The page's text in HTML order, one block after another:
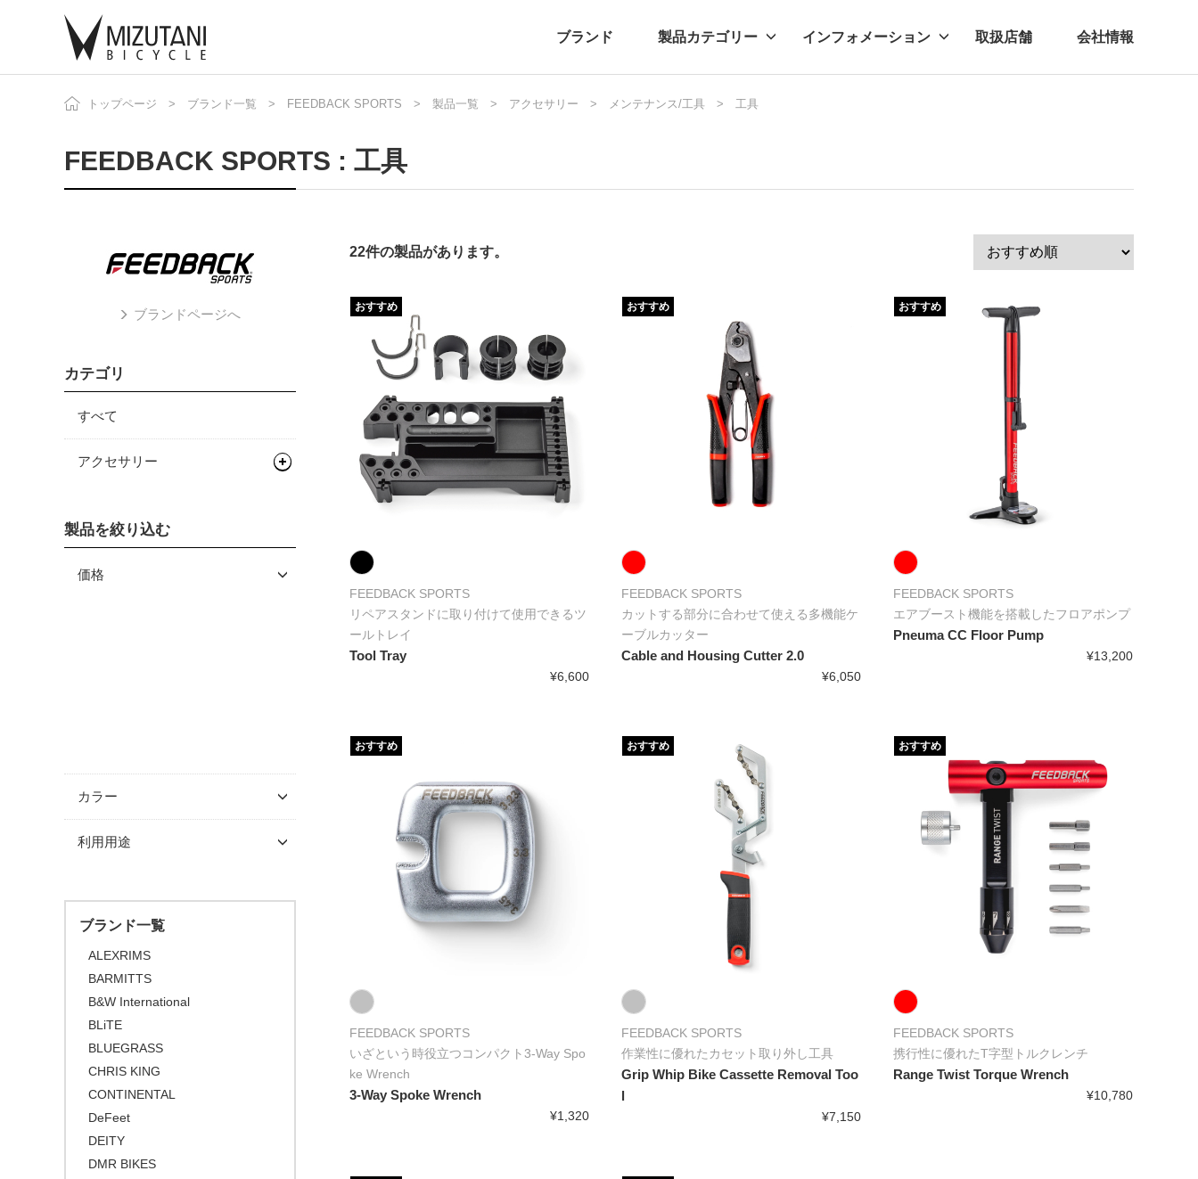
ブランド 製品カテゴリー
自転車 自転車パーツ アクセサリー
インフォメーション
ニュース プレスリリース ブログ ムービー
取扱店舗 会社情報
トップページ ブランド一覧 FEEDBACK SPORTS 製品一覧 アクセサリー メンテナンス/工具 工具
FEEDBACK SPORTS : 工具
22件の製品があります。
FEEDBACK SPORTS
リペアスタンドに取り付けて使用できるツ
ールトレイ
Tool Tray
¥6,600
おすすめ
FEEDBACK SPORTS
カットする部分に合わせて使える多機能ケ
ーブルカッター
Cable and Housing Cutter 2.0
¥6,050
おすすめ
FEEDBACK SPORTS
エアブースト機能を搭載したフロアポンプ
Pneuma CC Floor Pump
¥13,200
おすすめ
FEEDBACK SPORTS
いざという時役立つコンパクト3-Way Spo
ke Wrench
3-Way Spoke Wrench
¥1,320
おすすめ
FEEDBACK SPORTS
作業性に優れたカセット取り外し工具
Grip Whip Bike Cassette Removal Too
l
¥7,150
おすすめ
FEEDBACK SPORTS
携行性に優れたT字型トルクレンチ
Range Twist Torque Wrench
¥10,780
おすすめ
ブランドページへ
カテゴリ
すべて
アクセサリー
イスタンド
製品を絞り込む
価格
カラー
利用用途
ブランド一覧
ALEXRIMS
BARMITTS
B&W International
BLiTE
BLUEGRASS
CHRIS KING
CONTINENTAL
DeFeet
DEITY
DMR BIKES